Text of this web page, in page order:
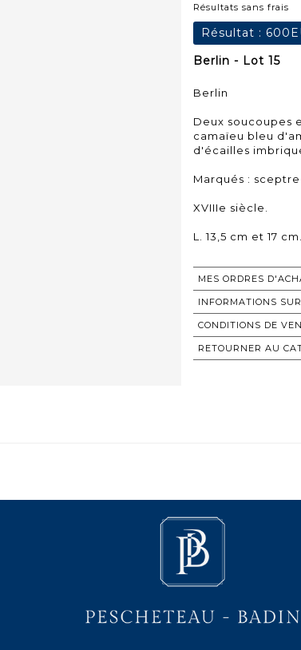
Résultats sans frais
Résultat :
Berlin - Lot 15
Berlin
Deux soucoupes
camaïeu bleu
d'écailles
Marqués : sceptre
XVIIIe siècle.
L. 13,5 cm et 17 cm.
MES ORDRES
INFORMATIONS
CONDITIONS DE
RETOURNER AU